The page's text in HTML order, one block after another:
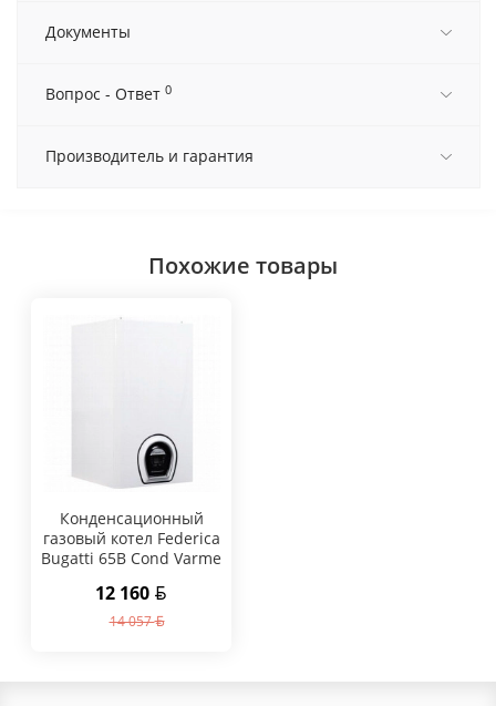
Документы
Вопрос - Ответ 0
Производитель и гарантия
Похожие товары
Конденсационный
газовый котел Federica
Bugatti 65B Cond Varme
12 160
14 057